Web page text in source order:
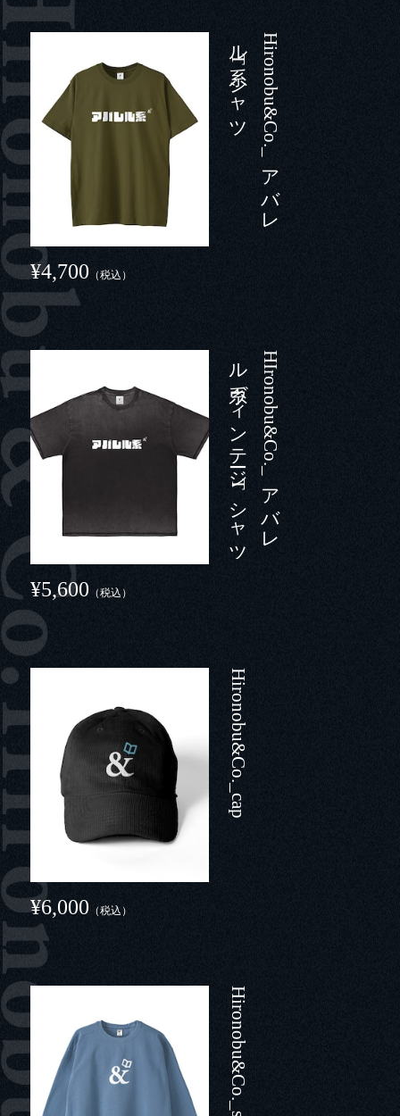
H
i
r
o
n
o
b
u
&
C
o
.
_
ア
バ
レ
ル
系T
シ
ャ
ツ
¥4,700 （税込）
H
I
r
o
n
o
b
u
&
C
o
.
_
ア
バ
レ
ル
系ヴ
ィ
ン
テ
ージ
T
シ
ャ
ツ
¥5,600（税込）
Hironobu&Co._cap
¥6,000 （税込）
Hironobu&Co._sweat